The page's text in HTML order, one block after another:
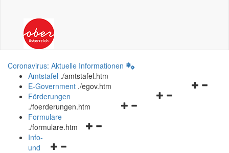
Coronavirus: Aktuelle Informationen
Amtstafel ./amtstafel.htm
Navigationsmenü
E-Government ./egov.htm
Navigationsmenü
Förderungen
./foerderungen.htm
Navigationsmenü
Formulare
./formulare.htm
Navigationsmenü
Info-
und